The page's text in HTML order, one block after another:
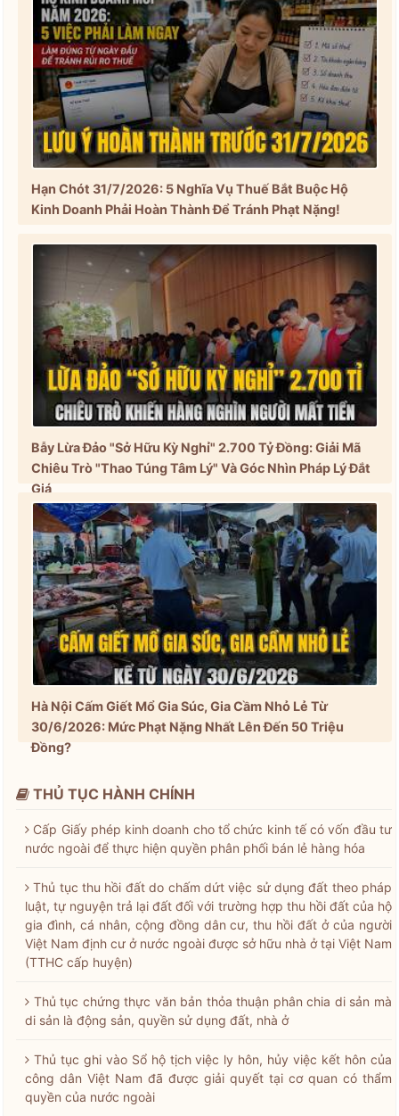
Hạn Chót 31/7/2026: 5 Nghĩa Vụ Thuế Bắt Buộc Hộ
Kinh Doanh Phải Hoàn Thành Để Tránh Phạt Nặng!
Bẫy Lừa Đảo "Sở Hữu Kỳ Nghỉ" 2.700 Tỷ Đồng: Giải Mã
Chiêu Trò "Thao Túng Tâm Lý" Và Góc Nhìn Pháp Lý Đắt
Giá
Hà Nội Cấm Giết Mổ Gia Súc, Gia Cầm Nhỏ Lẻ Từ
30/6/2026: Mức Phạt Nặng Nhất Lên Đến 50 Triệu
Đồng?
THỦ TỤC HÀNH CHÍNH
Cấp Giấy phép kinh doanh cho tổ chức kinh tế có vốn đầu tư
nước ngoài để thực hiện quyền phân phối bán lẻ hàng hóa
Thủ tục thu hồi đất do chấm dứt việc sử dụng đất theo pháp
luật, tự nguyện trả lại đất đối với trường hợp thu hồi đất của hộ
gia đình, cá nhân, cộng đồng dân cư, thu hồi đất ở của người
Việt Nam định cư ở nước ngoài được sở hữu nhà ở tại Việt Nam
(TTHC cấp huyện)
Thủ tục chứng thực văn bản thỏa thuận phân chia di sản mà
di sản là động sản, quyền sử dụng đất, nhà ở
Thủ tục ghi vào Sổ hộ tịch việc ly hôn, hủy việc kết hôn của
công dân Việt Nam đã được giải quyết tại cơ quan có thẩm
quyền của nước ngoài